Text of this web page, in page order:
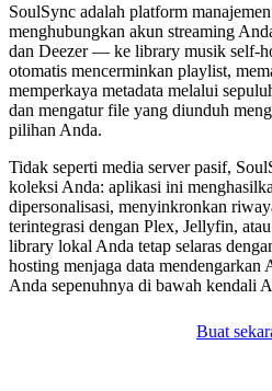
SoulSync adalah platform
menghubungkan akun streaming
dan Deezer — ke library musik self-
otomatis mencerminkan playlist,
memperkaya metadata melalui
dan mengatur file yang diunduh
pilihan Anda.
Tidak seperti media server pasif,
koleksi Anda: aplikasi ini
dipersonalisasi, menyinkronkan
terintegrasi dengan Plex, Jellyfin,
library lokal Anda tetap selaras
hosting menjaga data mendengarkan
Anda sepenuhnya di bawah kendali
Buat